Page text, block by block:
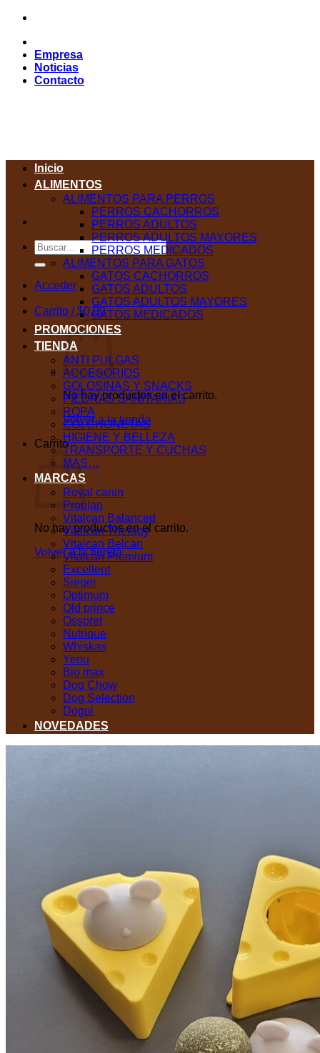
Saltar
contenido
Empresa
Noticias
Contacto
Buscar
por:
Acceder
Carrito /$0,00
No hay productos en el carrito.
Volver a la tienda
Carrito
No hay productos en el carrito.
Volver a la tienda
Inicio
ALIMENTOS
ALIMENTOS PARA PERROS
PERROS CACHORROS
PERROS ADULTOS
PERROS ADULTOS MAYORES
PERROS MEDICADOS
ALIMENTOS PARA GATOS
GATOS CACHORROS
GATOS ADULTOS
GATOS ADULTOS MAYORES
GATOS MEDICADOS
PROMOCIONES
TIENDA
ANTI PULGAS
ACCESORIOS
GOLOSINAS Y SNACKS
PIEDRAS SANITARIAS
ROPA
COLCHONETAS
HIGIENE Y BELLEZA
TRANSPORTE Y CUCHAS
MAS…
MARCAS
Royal canin
Proplan
Vitalcan Balanced
Vitalcan Therapy
Vitalcan Belcan
Vitalcan Premium
Excellent
Sieger
Optimum
Old prince
Osspret
Nutrique
Whiskas
Yenu
Bio max
Dog Chow
Dog Selection
Dogui
NOVEDADES